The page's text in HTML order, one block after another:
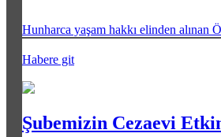
Hunharca yaşam hakkı elinden alınan
Habere git
Şubemizin Cezaevi